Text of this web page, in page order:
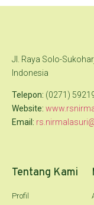
Jl. Raya Solo-
Indonesia
Telepon: (0271)
Website:
Email:
Tentang Kami
Profil